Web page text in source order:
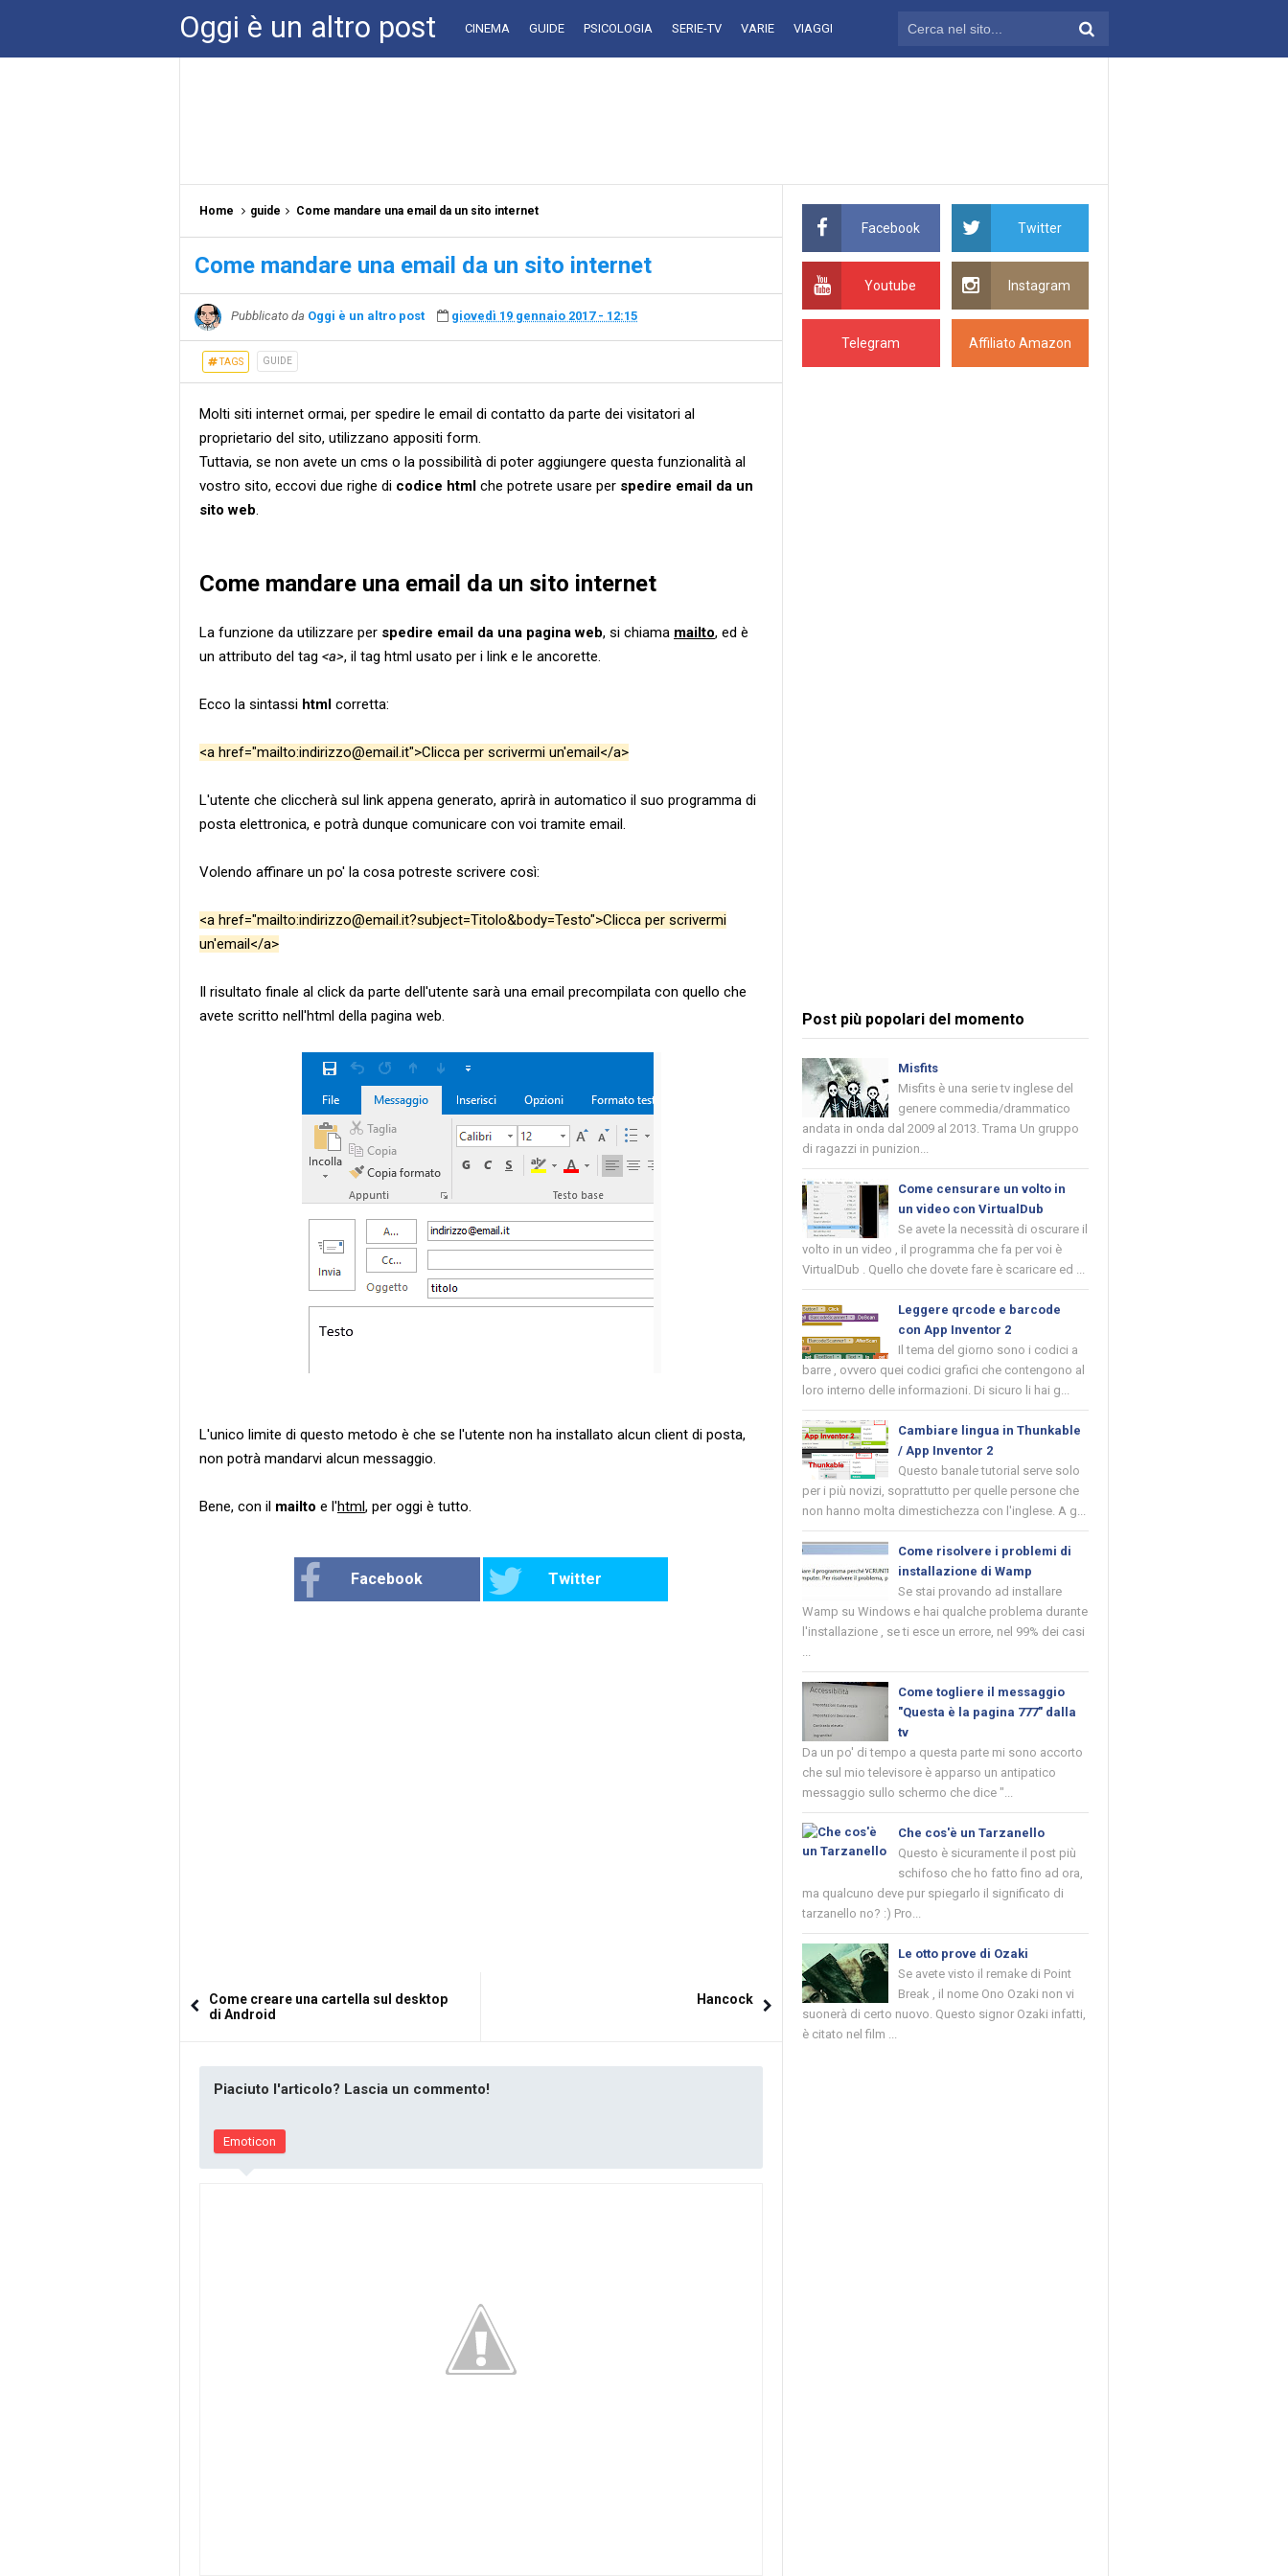
Oggi è un altro post CINEMA GUIDE PSICOLOGIA SERIE-TV VARIE VIAGGI
Home guide Come mandare una email da un sito internet
Come mandare una email da un sito internet
Pubblicato da Oggi è un altro post giovedì 19 gennaio 2017 - 12:15
TAGS GUIDE
Molti siti internet ormai, per spedire le email di contatto da parte dei visitatori al
proprietario del sito, utilizzano appositi form.
Tuttavia, se non avete un cms o la possibilità di poter aggiungere questa funzionalità al
vostro sito, eccovi due righe di codice html che potrete usare per spedire email da un
sito web.
Come mandare una email da un sito internet
La funzione da utilizzare per spedire email da una pagina web, si chiama mailto, ed è
un attributo del tag <a>, il tag html usato per i link e le ancorette.
Ecco la sintassi html corretta:
<a href="mailto:indirizzo@email.it">Clicca per scrivermi un'email</a>
L'utente che cliccherà sul link appena generato, aprirà in automatico il suo programma di
posta elettronica, e potrà dunque comunicare con voi tramite email.
Volendo affinare un po' la cosa potreste scrivere così:
<a href="mailto:indirizzo@email.it?subject=Titolo&body=Testo">Clicca per scrivermi
un'email</a>
Il risultato finale al click da parte dell'utente sarà una email precompilata con quello che
avete scritto nell'html della pagina web.
L'unico limite di questo metodo è che se l'utente non ha installato alcun client di posta,
non potrà mandarvi alcun messaggio.
Bene, con il mailto e l'html, per oggi è tutto.
Facebook Twitter
Come creare una cartella sul desktop
di Android
Hancock
Piaciuto l'articolo? Lascia un commento!
Emoticon
Facebook Twitter
Youtube Instagram
Telegram Affiliato Amazon
Post più popolari del momento
Misfits
Misfits è una serie tv inglese del
genere commedia/drammatico
andata in onda dal 2009 al 2013. Trama Un gruppo
di ragazzi in punizion...
Come censurare un volto in
un video con VirtualDub
Se avete la necessità di oscurare il
volto in un video , il programma che fa per voi è
VirtualDub . Quello che dovete fare è scaricare ed ...
Leggere qrcode e barcode
con App Inventor 2
Il tema del giorno sono i codici a
barre , ovvero quei codici grafici che contengono al
loro interno delle informazioni. Di sicuro li hai g...
Cambiare lingua in Thunkable
/ App Inventor 2
Questo banale tutorial serve solo
per i più novizi, soprattutto per quelle persone che
non hanno molta dimestichezza con l'inglese. A g...
Come risolvere i problemi di
installazione di Wamp
Se stai provando ad installare
Wamp su Windows e hai qualche problema durante
l'installazione , se ti esce un errore, nel 99% dei casi
...
Come togliere il messaggio
"Questa è la pagina 777" dalla
tv
Da un po' di tempo a questa parte mi sono accorto
che sul mio televisore è apparso un antipatico
messaggio sullo schermo che dice "...
Che cos'è un Tarzanello
Questo è sicuramente il post più
schifoso che ho fatto fino ad ora,
ma qualcuno deve pur spiegarlo il significato di
tarzanello no? :) Pro...
Le otto prove di Ozaki
Se avete visto il remake di Point
Break , il nome Ono Ozaki non vi
suonerà di certo nuovo. Questo signor Ozaki infatti,
è citato nel film ...